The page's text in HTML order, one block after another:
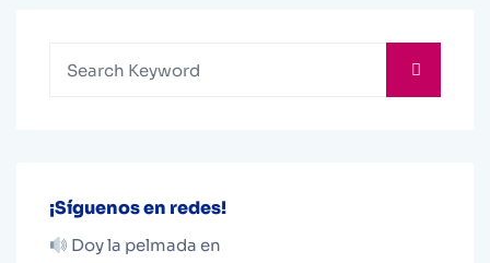
¡Síguenos en redes!
Doy la pelmada en